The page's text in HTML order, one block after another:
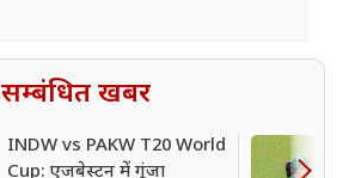
सम्बंधित खबर
INDW vs PAKW T20 World
Cup: एजबेस्टन में गूंजा